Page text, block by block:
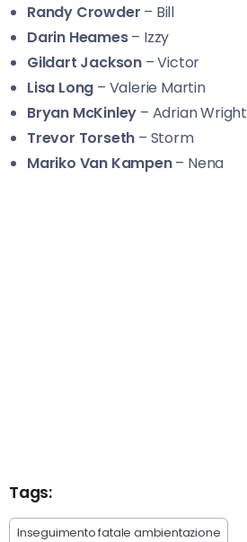
Randy Crowder – Bill
Darin Heames– Izzy
Gildart Jackson – Victor
Lisa Long – Valerie Martin
Bryan McKinley – Adrian Wright
Trevor Torseth – Storm
Mariko Van Kampen– Nena
Tags:
Inseguimento fatale ambientazione